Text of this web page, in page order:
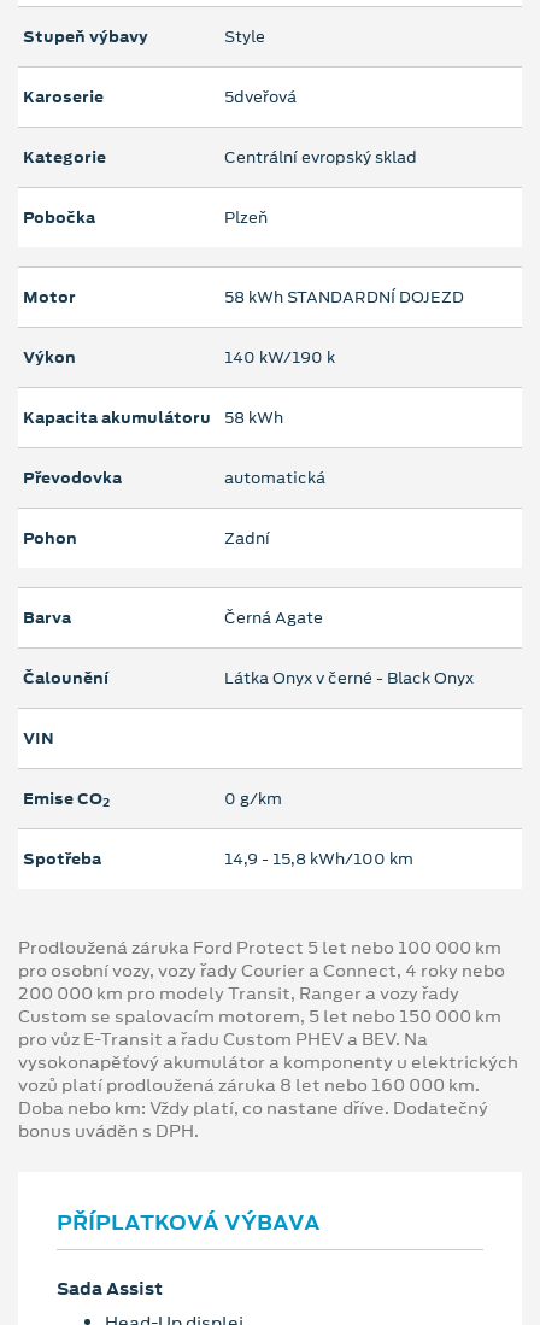
Stupeň výbavy Style
Karoserie 5dveřová
Kategorie Centrální evropský sklad
Pobočka Plzeň
Motor 58 kWh STANDARDNÍ DOJEZD
Výkon 140 kW/190 k
Kapacita akumulátoru 58 kWh
Převodovka automatická
Pohon Zadní
Barva Černá Agate
Čalounění Látka Onyx v černé - Black Onyx
VIN
Emise CO2 0 g/km
Spotřeba 14,9 ‐ 15,8 kWh/100 km
Prodloužená záruka Ford Protect 5 let nebo 100 000 km
pro osobní vozy, vozy řady Courier a Connect, 4 roky nebo
200 000 km pro modely Transit, Ranger a vozy řady
Custom se spalovacím motorem, 5 let nebo 150 000 km
pro vůz E-Transit a řadu Custom PHEV a BEV. Na
vysokonapěťový akumulátor a komponenty u elektrických
vozů platí prodloužená záruka 8 let nebo 160 000 km.
Doba nebo km: Vždy platí, co nastane dříve. Dodatečný
bonus uváděn s DPH.
PŘÍPLATKOVÁ VÝBAVA
Sada Assist